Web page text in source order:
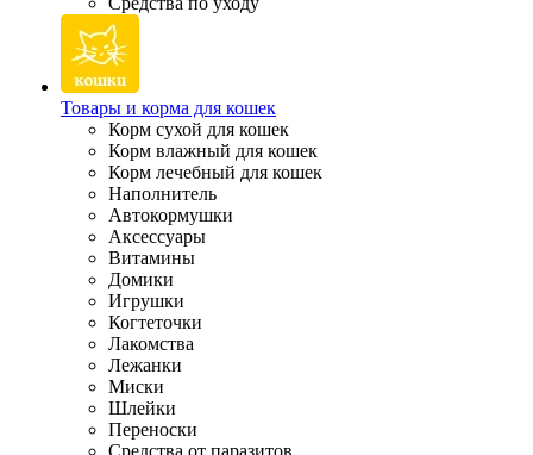
Товары и корма для кошек
Корм сухой для кошек
Корм влажный для кошек
Корм лечебный для кошек
Наполнитель
Автокормушки
Аксессуары
Витамины
Домики
Игрушки
Когтеточки
Лакомства
Лежанки
Миски
Шлейки
Переноски
Средства от паразитов